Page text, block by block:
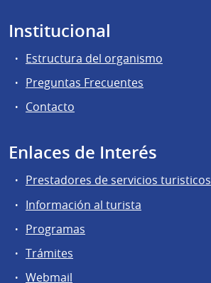
Institucional
Estructura del organismo
Preguntas Frecuentes
Contacto
Enlaces de Interés
Prestadores de servicios turisticos
Información al turista
Programas
Trámites
Webmail